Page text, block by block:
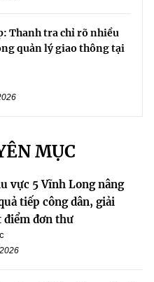
Thanh tra chỉ rõ nhiều
quản lý giao thông tại
MỤC
vực 5 Vĩnh Long nâng
tiếp công dân, giải
điểm đơn thư